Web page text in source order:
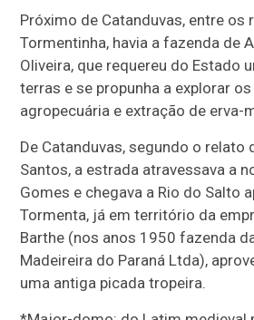
Próximo de Catanduvas, entre os
Tormentinha, havia a fazenda de
Oliveira, que requereu do Estado
terras e se propunha a explorar
agropecuária e extração de erva-
De Catanduvas, segundo o relato
Santos, a estrada atravessava a
Gomes e chegava a Rio do Salto
Tormenta, já em território da
Barthe (nos anos 1950 fazenda
Madeireira do Paraná Ltda),
uma antiga picada tropeira.